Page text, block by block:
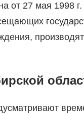
от 27 мая 1998